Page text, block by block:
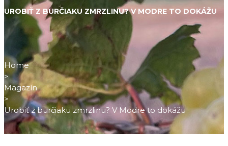
UROBIŤ Z BURČIAKU ZMRZLINU? V MODRE TO DOKÁŽU
Home
>
Magazín
>
Urobiť z burčiaku zmrzlinu? V Modre to dokážu